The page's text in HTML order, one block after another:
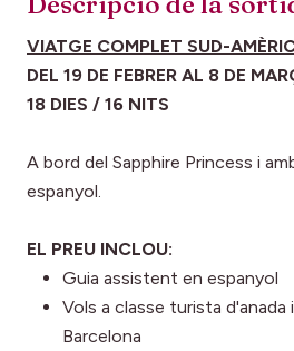
VIATGE COMPLET SUD-
DEL 19 DE FEBRER AL 8 DE
18 DIES / 16 NITS
A bord del Sapphire Princess i
espanyol.
EL PREU INCLOU:
Guia assistent en espanyol
Vols a classe turista d'anada
Barcelona